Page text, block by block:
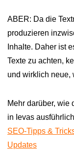
ABER: Da die
produzieren
Inhalte. Daher ist
Texte zu achten,
und wirklich neue,
Mehr darüber, wie
in Ievas
SEO-Tipps &
Updates